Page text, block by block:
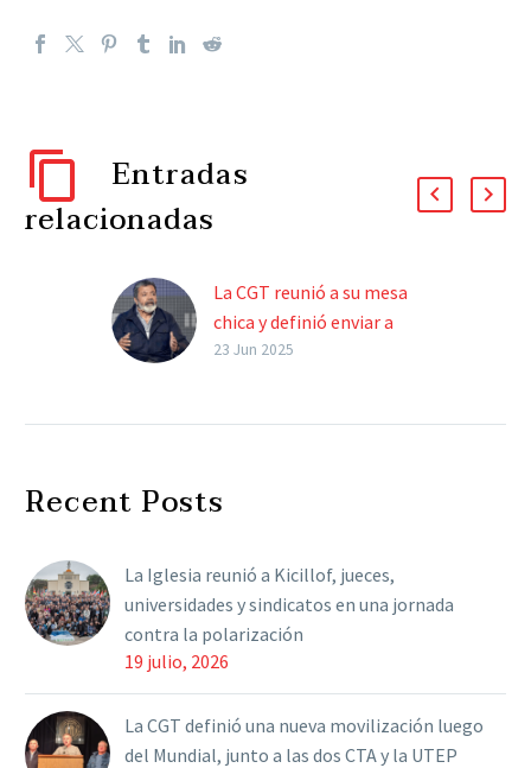
Entradas
relacionadas
La CGT reunió a su mesa
chica y definió enviar a
Gerardo Martínez al
los gremios por la
23 Jun 2025
Recent Posts
La Iglesia reunió a Kicillof, jueces,
universidades y sindicatos en una jornada
contra la polarización
19 julio, 2026
La CGT definió una nueva movilización luego
del Mundial, junto a las dos CTA y la UTEP